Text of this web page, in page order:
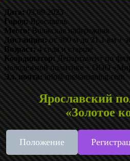
Дата:03.09.2023
Город:Ярославль
Место:Волжская набережная
Дистанция:от 300 м до 21,1 км +
Возраст:4 года и старше
Координатор:Департамент по
молодежной политике + ООО
Эл. почта:info@russiarunning.com
Ярославский
«Золотое
Положение